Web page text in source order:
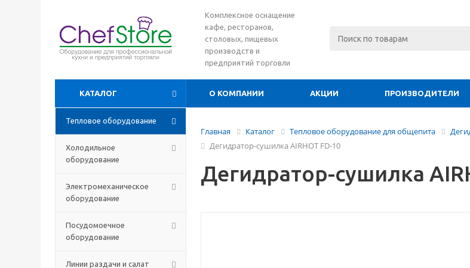
Комплексное оснащение
кафе, ресторанов,
столовых, пищевых
производств и
предприятий торговли
КАТАЛОГ О КОМПАНИИ АКЦИИ ПРОИЗВОДИТЕЛИ
Тепловое оборудование
Холодильное
оборудование
Электромеханическое
оборудование
Посудомоечное
оборудование
Линии раздачи и салат
Главная Каталог Тепловое оборудование для общепита
Дегидратор-сушилка AIRHOT FD-10
Дегидратор-сушилка